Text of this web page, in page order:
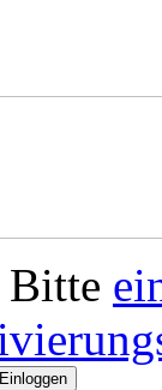
Bitte